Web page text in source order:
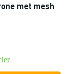
met mesh